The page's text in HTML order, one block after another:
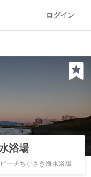
ログイン
浴場
ーチちがさき海水浴場